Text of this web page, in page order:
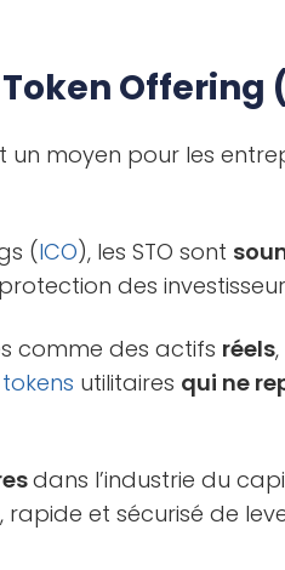
Offering (
un moyen pour les
(ICO), les STO sont
des
comme des actifs réels
tokens utilitaires qui ne
dans l’industrie du
et sécurisé de